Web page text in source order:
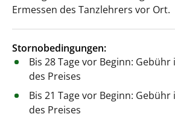
Ermessen des Tanzlehrers vor Ort.
Stornobedingungen:
Bis 28 Tage vor Beginn:
des Preises
Bis 21 Tage vor Beginn:
des Preises